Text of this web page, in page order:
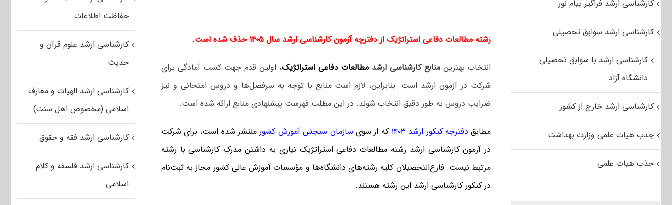
رشته مطالعات دفاعی استراتژیک از دفترچه آزمون کارشناسی ارشد سال ۱۴۰۵ حذف شده است.
انتخاب بهترین منابع کارشناسی ارشد مطالعات دفاعی استراتژیک، اولین قدم جهت کسب آمادگی برای
شرکت در آزمون ارشد است. بنابراین، لازم است منابع با توجه به سرفصل‌ها و دروس امتحانی و نیز
ضرایب دروس به طور دقیق انتخاب شوند. در این مطلب فهرست پیشنهادی منابع ارائه شده است.
مطابق دفترچه کنکور ارشد ۱۴۰۳ که از سوی سازمان سنجش آموزش کشورمنتشر شده است، برای شرکت
در آزمون کارشناسی ارشد رشته مطالعات دفاعی استراتژیک نیازی به داشتن مدرک کارشناسی با رشته
مرتبط نیست. فارغ‌‌التحصیلان کلیه رشته‌های دانشگاه‌ها و مؤسسات آموزش عالی کشور مجاز به ثبت‌نام
در کنکور کارشناسی ارشد این رشته هستند.
حفاظت اطلاعات
کارشناسی ارشد علوم قرآن و
حدیث
کارشناسی ارشد الهیات و معارف
اسلامی (مخصوص اهل سنت)
کارشناسی ارشد فقه و حقوق
کارشناسی ارشد فلسفه و کلام
اسلامی
کارشناسی ارشد فراگیر پیام نور
کارشناسی ارشد سوابق تحصیلی
کارشناسی ارشد با سوابق تحصیلی
دانشگاه آزاد
کارشناسی ارشد خارج از کشور
جذب هیات علمی وزارت بهداشت
جذب هیات علمی